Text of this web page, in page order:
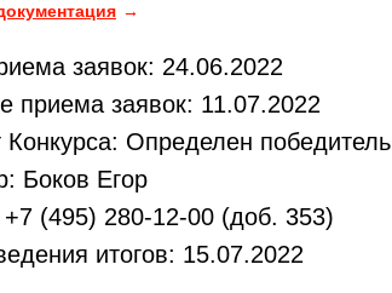
заявок: 24.06.2022
приема заявок: 11.07.2022
Конкурса: Определен победитель
Боков Егор
(495) 280-12-00 (доб. 353)
итогов: 15.07.2022